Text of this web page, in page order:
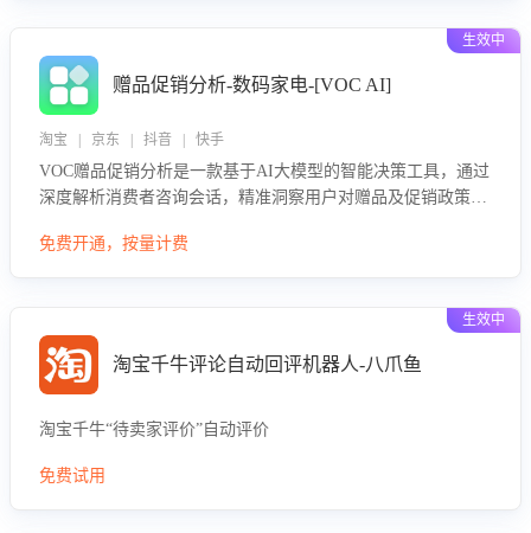
生效中
赠品促销分析-数码家电-[VOC AI]
淘宝 | 京东 | 抖音 | 快手
VOC赠品促销分析是一款基于AI大模型的智能决策工具，通过
深度解析消费者咨询会话，精准洞察用户对赠品及促销政策的
求，帮助企业制定个性化赠品组合策略，优化资源投放并淘汰
免费开通，按量计费
生效中
淘宝千牛评论自动回评机器人-八爪鱼
淘宝千牛“待卖家评价”自动评价
免费试用